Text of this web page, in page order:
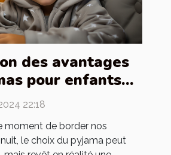
des avantages
pour enfants
de confort et de
22:18
moment de border nos
le choix du pyjama peut